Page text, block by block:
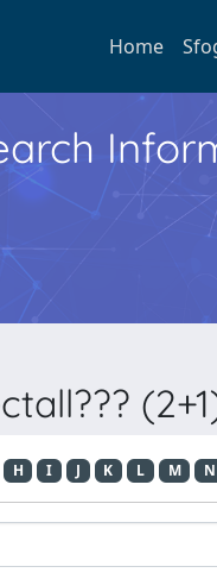
Home
H I J K L M N